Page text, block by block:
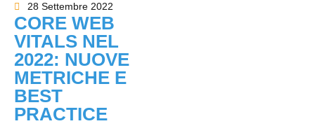
28 Settembre 2022
CORE WEB
VITALS NEL
2022: NUOVE
METRICHE E
BEST
PRACTICE